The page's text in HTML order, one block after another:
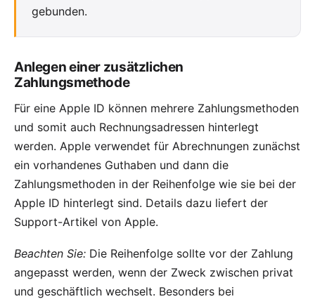
gebunden.
Anlegen einer zusätzlichen
Zahlungsmethode
Für eine Apple ID können mehrere Zahlungsmethoden
und somit auch Rechnungsadressen hinterlegt
werden. Apple verwendet für Abrechnungen zunächst
ein vorhandenes Guthaben und dann die
Zahlungsmethoden in der Reihenfolge wie sie bei der
Apple ID hinterlegt sind. Details dazu liefert der
Support-Artikel von Apple.
Beachten Sie: Die Reihenfolge sollte vor der Zahlung
angepasst werden, wenn der Zweck zwischen privat
und geschäftlich wechselt. Besonders bei